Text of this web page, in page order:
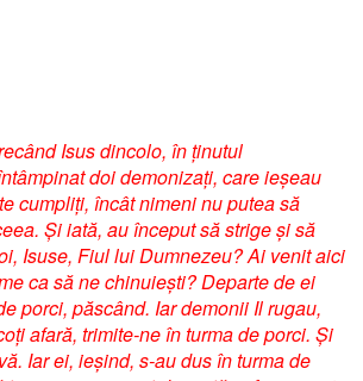
Isus dincolo, în ținutul
doi demonizați, care ieșeau
cumpliți, încât nimeni nu putea să
Și iată, au început să strige și să
Isuse, Fiul lui Dumnezeu? Ai venit aici
ca să ne chinuiești? Departe de ei
porci, păscând. Iar demonii Il rugau,
afară, trimite-ne în turma de porci. Și
Iar ei, ieșind, s-au dus în turma de